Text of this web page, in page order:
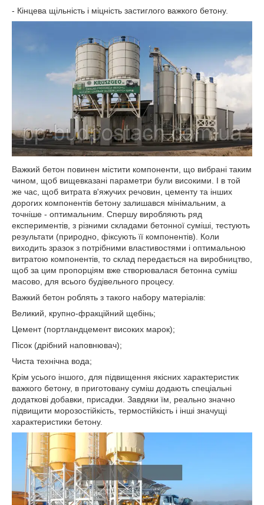
- Кінцева щільність і міцність застиглого важкого бетону.
Важкий бетон повинен містити компоненти, що вибрані таким
чином, щоб вищевказані параметри були високими. І в той
же час, щоб витрата в'яжучих речовин, цементу та інших
дорогих компонентів бетону залишався мінімальним, а
точніше - оптимальним. Спершу виробляють ряд
експериментів, з різними складами бетонної суміші, тестують
результати (природно, фіксують її компонентів). Коли
виходить зразок з потрібними властивостями і оптимальною
витратою компонентів, то склад передається на виробництво,
щоб за цим пропорціям вже створювалася бетонна суміш
масово, для всього будівельного процесу.
Важкий бетон роблять з такого набору матеріалів:
Великий, крупно-фракційний щебінь;
Цемент (портландцемент високих марок);
Пісок (дрібний наповнювач);
Чиста технічна вода;
Крім усього іншого, для підвищення якісних характеристик
важкого бетону, в приготовану суміш додають спеціальні
додаткові добавки, присадки. Завдяки їм, реально значно
підвищити морозостійкість, термостійкість і інші значущі
характеристики бетону.